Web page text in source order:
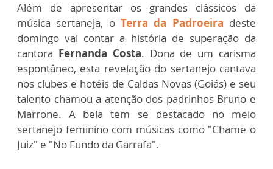
Além de apresentar os grandes clássicos da
música sertaneja, oTerra da Padroeira deste
domingo vai contar a história de superação da
cantora Fernanda Costa. Dona de um carisma
espontâneo, esta revelação do sertanejo cantava
nos clubes e hotéis de Caldas Novas (Goiás) e seu
talento chamou a atenção dos padrinhos Bruno e
Marrone. A bela tem se destacado no meio
sertanejo feminino com músicas como "Chame o
Juiz" e "No Fundo da Garrafa".